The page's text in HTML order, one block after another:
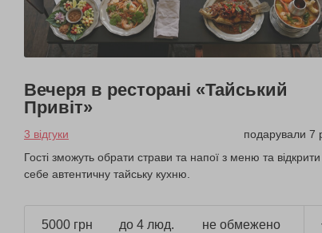
Вечеря в ресторані «Тайський
Привіт»
3 відгуки
подарували 7
Гості зможуть обрати страви та напої з меню та
себе автентичну тайську кухню.
5000 грн до 4 люд. не обмежено